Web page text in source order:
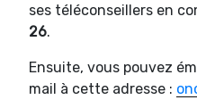
ses téléconseillers en
26.
Ensuite, vous pouvez
mail à cette adresse :